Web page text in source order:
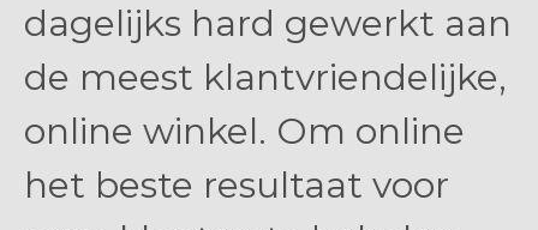
dagelijks hard gewerkt aan
de meest klantvriendelijke,
online winkel. Om online
het beste resultaat voor